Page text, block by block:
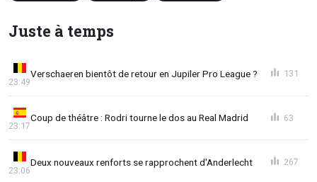
Juste à temps
Verschaeren bientôt de retour en Jupiler Pro League ?
23:49
131
Coup de théâtre : Rodri tourne le dos au Real Madrid
23:17
63
Deux nouveaux renforts se rapprochent d'Anderlecht
23:06
267